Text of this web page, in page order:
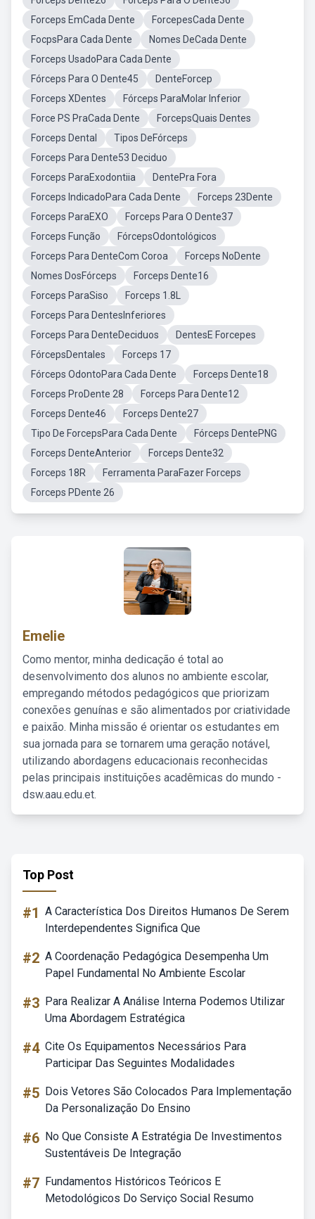
Forceps EmCada Dente
ForcepesCada Dente
FocpsPara Cada Dente
Nomes DeCada Dente
Forceps UsadoPara Cada Dente
Fórceps Para O Dente45
DenteForcep
Forceps XDentes
Fórceps ParaMolar Inferior
Force PS PraCada Dente
ForcepsQuais Dentes
Forceps Dental
Tipos DeFórceps
Forceps Para Dente53 Deciduo
Forceps ParaExodontiia
DentePra Fora
Forceps IndicadoPara Cada Dente
Forceps 23Dente
Forceps ParaEXO
Forceps Para O Dente37
Forceps Função
FórcepsOdontológicos
Forceps Para DenteCom Coroa
Forceps NoDente
Nomes DosFórceps
Forceps Dente16
Forceps ParaSiso
Forceps 1.8L
Forceps Para DentesInferiores
Forceps Para DenteDeciduos
DentesE Forcepes
FórcepsDentales
Forceps 17
Fórceps OdontoPara Cada Dente
Forceps Dente18
Forceps ProDente 28
Forceps Para Dente12
Forceps Dente46
Forceps Dente27
Tipo De ForcepsPara Cada Dente
Fórceps DentePNG
Forceps DenteAnterior
Forceps Dente32
Forceps 18R
Ferramenta ParaFazer Forceps
Forceps PDente 26
Emelie
Como mentor, minha dedicação é total ao
desenvolvimento dos alunos no ambiente escolar,
empregando métodos pedagógicos que priorizam
conexões genuínas e são alimentados por criatividade
e paixão. Minha missão é orientar os estudantes em
sua jornada para se tornarem uma geração notável,
utilizando abordagens educacionais reconhecidas
pelas principais instituições acadêmicas do mundo -
dsw.aau.edu.et.
Top Post
#1 A Característica Dos Direitos Humanos De Serem
Interdependentes Significa Que
#2 A Coordenação Pedagógica Desempenha Um
Papel Fundamental No Ambiente Escolar
#3 Para Realizar A Análise Interna Podemos Utilizar
Uma Abordagem Estratégica
#4 Cite Os Equipamentos Necessários Para
Participar Das Seguintes Modalidades
#5 Dois Vetores São Colocados Para Implementação
Da Personalização Do Ensino
#6 No Que Consiste A Estratégia De Investimentos
Sustentáveis De Integração
#7 Fundamentos Históricos Teóricos E
Metodológicos Do Serviço Social Resumo